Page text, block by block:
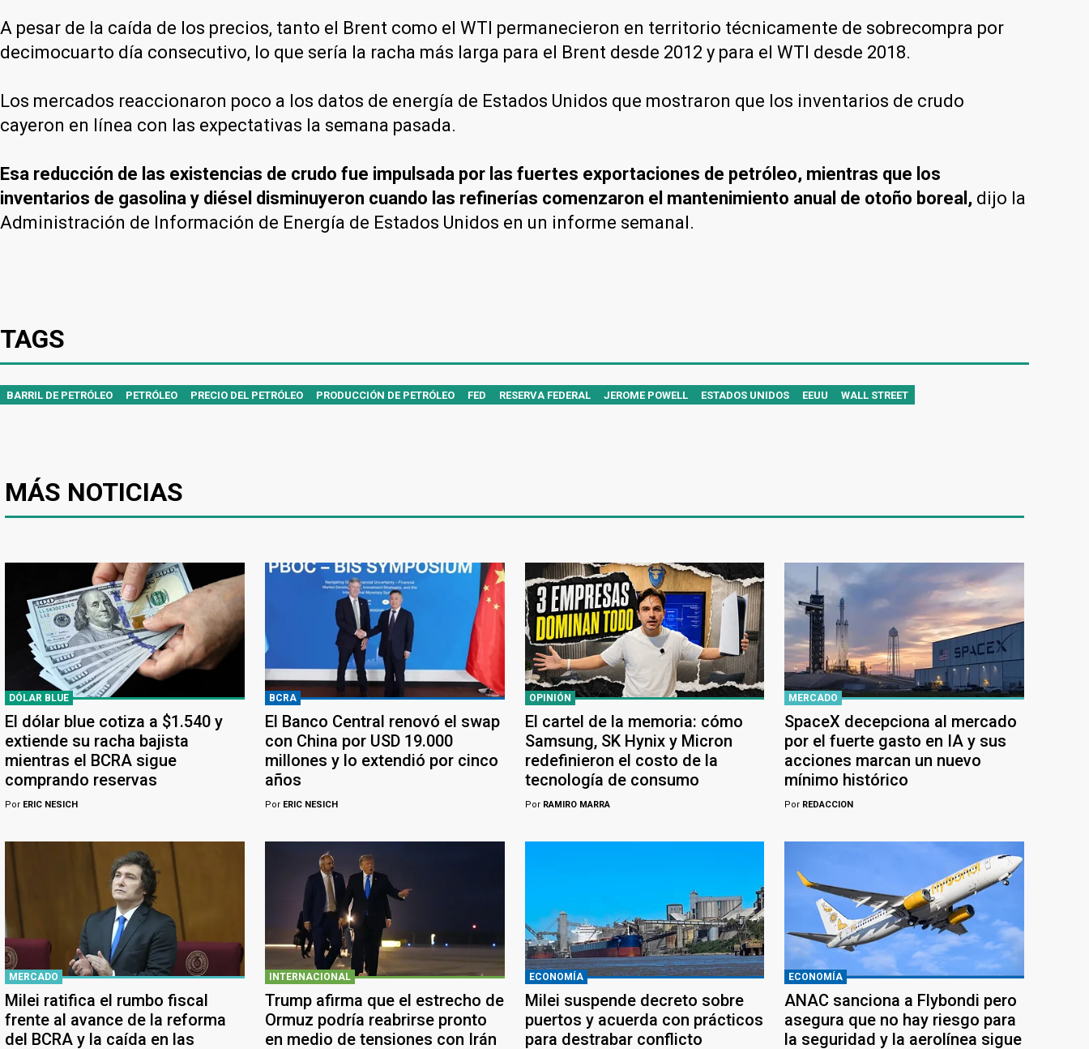
A pesar de la caída de los precios, tanto el Brent como el WTI permanecieron en territorio técnicamente de sobrecompra por
decimocuarto día consecutivo, lo que sería la racha más larga para el Brent desde 2012 y para el WTI desde 2018.
Los mercados reaccionaron poco a los datos de energía de Estados Unidos que mostraron que los inventarios de crudo
cayeron en línea con las expectativas la semana pasada.
Esa reducción de las existencias de crudo fue impulsada por las fuertes exportaciones de petróleo, mientras que los
inventarios de gasolina y diésel disminuyeron cuando las refinerías comenzaron el mantenimiento anual de otoño boreal, dijo la
Administración de Información de Energía de Estados Unidos en un informe semanal.
TAGS
BARRIL DE PETRÓLEO PETRÓLEO PRECIO DEL PETRÓLEO PRODUCCIÓN DE PETRÓLEO FED RESERVA FEDERAL JEROME POWELL ESTADOS UNIDOS EEUU WALL STREET
MÁS NOTICIAS
DÓLAR BLUE
El dólar blue cotiza a $1.540 y
extiende su racha bajista
mientras el BCRA sigue
comprando reservas
Por ERIC NESICH
BCRA
El Banco Central renovó el swap
con China por USD 19.000
millones y lo extendió por cinco
años
PorERIC NESICH
OPINIÓN
El cartel de la memoria: cómo
Samsung, SK Hynix y Micron
redefinieron el costo de la
tecnología de consumo
PorRAMIRO MARRA
MERCADO
SpaceX decepciona al mercado
por el fuerte gasto en IA y sus
acciones marcan un nuevo
mínimo histórico
Por REDACCION
MERCADO
Milei ratifica el rumbo fiscal
frente al avance de la reforma
del BCRA y la caída en las
INTERNACIONAL
Trump afirma que el estrecho de
Ormuz podría reabrirse pronto
en medio de tensiones con Irán
ECONOMÍA
Milei suspende decreto sobre
puertos y acuerda con prácticos
para destrabar conflicto
ECONOMÍA
ANAC sanciona a Flybondi pero
asegura que no hay riesgo para
la seguridad y la aerolínea sigue